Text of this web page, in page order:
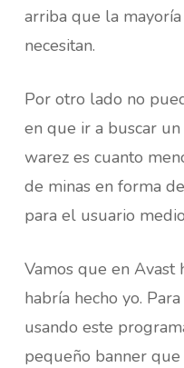
arriba que la
necesitan.
Por otro lado no
en que ir a buscar
warez es cuanto
de minas en forma de
para el usuario
Vamos que en Avast
habría hecho yo.
usando este
pequeño banner